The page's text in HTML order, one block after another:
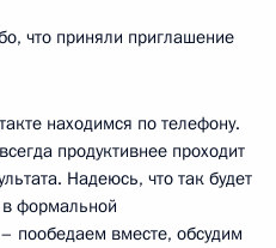
что приняли приглашение
находимся по телефону.
продуктивнее проходит
Надеюсь, что так будет
формальной
пообедаем вместе, обсудим